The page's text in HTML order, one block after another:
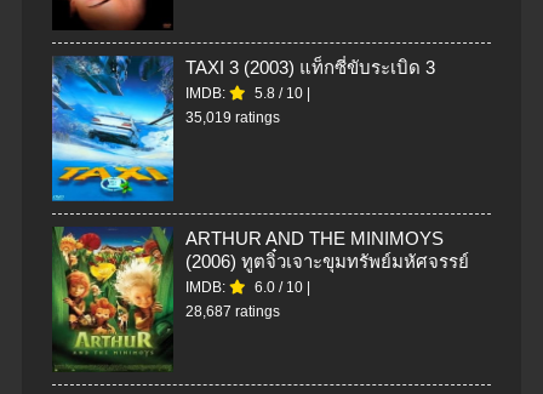
TAXI 3 (2003) แท็กซี่ขับระเบิด 3
IMDB: 5.8 / 10
35,019 ratings
ARTHUR AND THE MINIMOYS
(2006) ทูตจิ๋วเจาะขุมทรัพย์มหัศจรรย์
IMDB: 6.0 / 10
28,687 ratings